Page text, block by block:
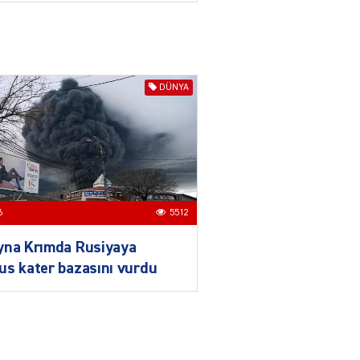
daha da möhkəmlənir
Prezident İlham Əliyevin
Qırğızıstana dövlət səfəri
münasibətlərdə yeni tarixi
mərhələ kimi dəyərləndirilir
03.08.2026
münasibətləri
bərabərhüquqlu
tərəfdaşlığa və yüksək
etimada söykənən
müttəfiqlik modelidir
DÜNYA
5512
Krımda Rusiyaya
kater bazasını vurdu